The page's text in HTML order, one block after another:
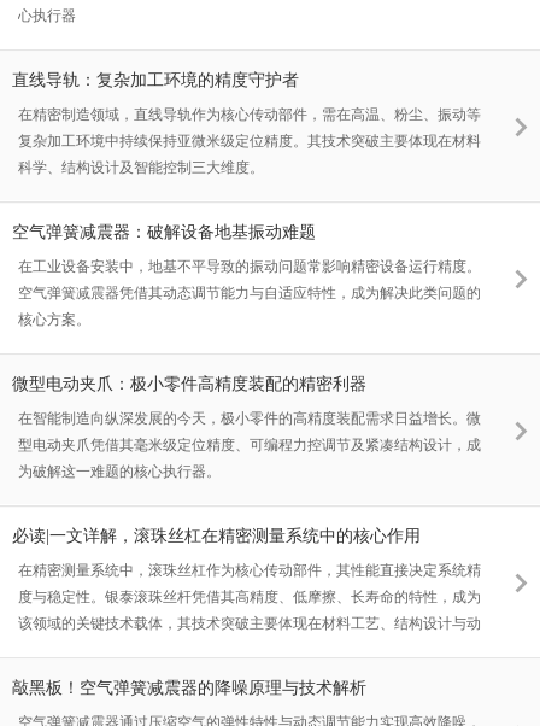
心执行器
直线导轨：复杂加工环境的精度守护者
在精密制造领域，直线导轨作为核心传动部件，需在高温、粉尘、振动等
复杂加工环境中持续保持亚微米级定位精度。其技术突破主要体现在材料
科学、结构设计及智能控制三大维度。
空气弹簧减震器：破解设备地基振动难题
在工业设备安装中，地基不平导致的振动问题常影响精密设备运行精度。
空气弹簧减震器凭借其动态调节能力与自适应特性，成为解决此类问题的
核心方案。
微型电动夹爪：极小零件高精度装配的精密利器
在智能制造向纵深发展的今天，极小零件的高精度装配需求日益增长。微
型电动夹爪凭借其毫米级定位精度、可编程力控调节及紧凑结构设计，成
为破解这一难题的核心执行器。
必读|一文详解，滚珠丝杠在精密测量系统中的核心作用
在精密测量系统中，滚珠丝杠作为核心传动部件，其性能直接决定系统精
度与稳定性。银泰滚珠丝杆凭借其高精度、低摩擦、长寿命的特性，成为
该领域的关键技术载体，其技术突破主要体现在材料工艺、结构设计与动
敲黑板！空气弹簧减震器的降噪原理与技术解析